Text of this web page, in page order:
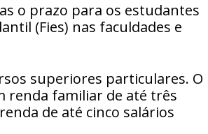
o prazo para os estudantes
(Fies) nas faculdades e
superiores particulares. O
renda familiar de até três
de até cinco salários